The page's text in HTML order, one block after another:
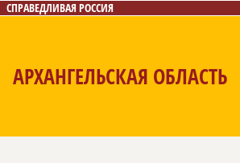
СПРАВЕДЛИВАЯ РОССИЯ
АРХАНГЕЛЬСКАЯ ОБЛАСТЬ